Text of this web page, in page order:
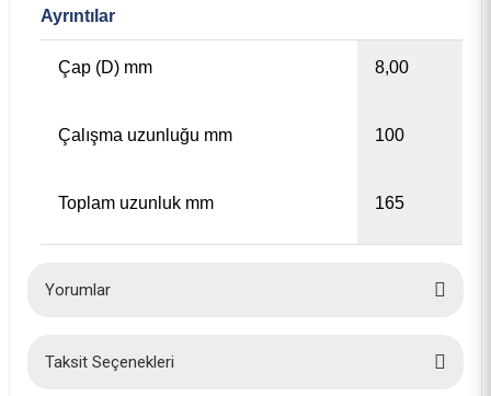
Ayrıntılar
Çap (D) mm 8,00
Çalışma uzunluğu mm 100
Toplam uzunluk mm 165
Yorumlar
Taksit Seçenekleri